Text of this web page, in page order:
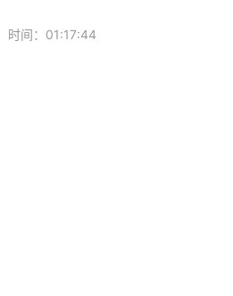
时间：01:17:44